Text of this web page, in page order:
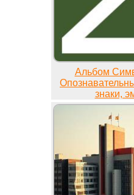
Альбом
знаки,